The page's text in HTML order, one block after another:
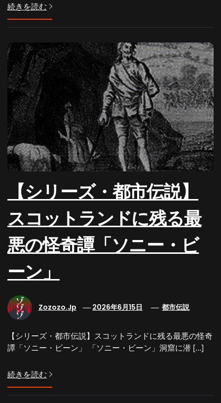
続きを読む
【シリーズ・都市伝説】
スコットランドに残る最
悪の怪奇譚「ソニー・ビ
ーン」
Zozozo.jp 2026年6月15日 都市伝説
【シリーズ・都市伝説】スコットランドに残る最悪の怪奇
譚「ソニー・ビーン」 「ソニー・ビーン」洞窟に潜 […]
続きを読む